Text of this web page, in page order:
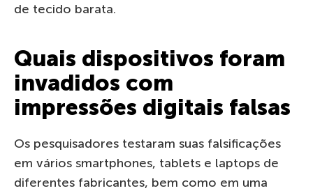
de tecido barata.
Quais dispositivos foram
invadidos com
impressões digitais falsas
Os pesquisadores testaram suas falsificações
em vários smartphones, tablets e laptops de
diferentes fabricantes, bem como em uma